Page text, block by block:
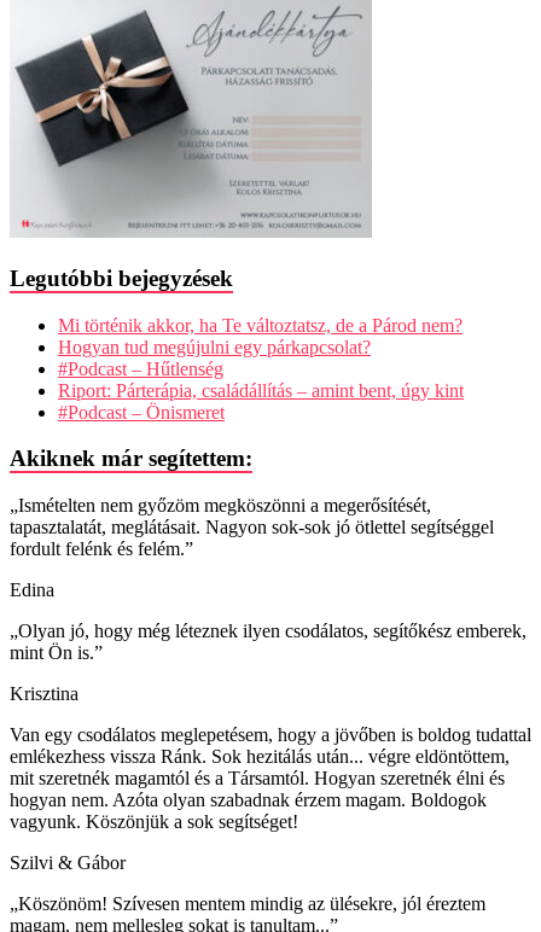
Legutóbbi bejegyzések
Mi történik akkor, ha Te változtatsz, de a Párod nem?
Hogyan tud megújulni egy párkapcsolat?
#Podcast – Hűtlenség
Riport: Párterápia, családállítás – amint bent, úgy kint
#Podcast – Önismeret
Akiknek már segítettem:
„Ismételten nem győzöm megköszönni a megerősítését,
tapasztalatát, meglátásait. Nagyon sok-sok jó ötlettel segítséggel
fordult felénk és felém.”
Edina
„Olyan jó, hogy még léteznek ilyen csodálatos, segítőkész emberek,
mint Ön is.”
Krisztina
Van egy csodálatos meglepetésem, hogy a jövőben is boldog tudattal
emlékezhess vissza Ránk. Sok hezitálás után... végre eldöntöttem,
mit szeretnék magamtól és a Társamtól. Hogyan szeretnék élni és
hogyan nem. Azóta olyan szabadnak érzem magam. Boldogok
vagyunk. Köszönjük a sok segítséget!
Szilvi & Gábor
„Köszönöm! Szívesen mentem mindig az ülésekre, jól éreztem
magam, nem mellesleg sokat is tanultam...”